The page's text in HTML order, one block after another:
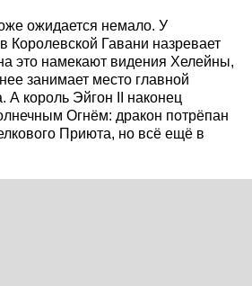
ожидается немало. У
Королевской Гавани назревает
это намекают видения Хелейны,
занимает место главной
А король Эйгон II наконец
Огнём: дракон потрёпан
Приюта, но всё ещё в